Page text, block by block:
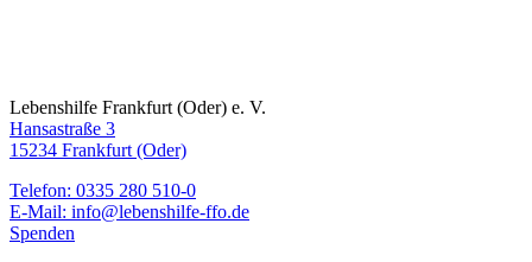
Lebenshilfe Frankfurt (Oder) e. V.
Hansastraße 3
15234 Frankfurt (Oder)
Telefon: 0335 280 510-0
E-Mail: info@lebenshilfe-ffo.de
Spenden